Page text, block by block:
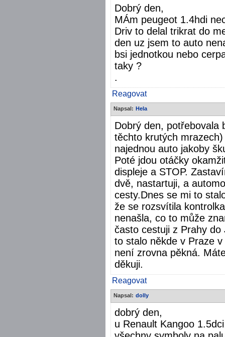
Dobrý den,
MÁm peugeot 1.4hdi
Driv to delal trikrat do
den uz jsem to auto
bsi jednotkou nebo
taky ?
.
Reagovat
Napsal: Hela
Dobrý den, potřebovala
těchto krutých
najednou auto jakoby
Poté jdou otáčky
displeje a STOP.
dvě, nastartuji, a
cesty.Dnes se mi to
že se rozsvítila
nenašla, co to může
často cestuji z Prahy
to stalo někde v Praze
není zrovna pěkná.
děkuji.
Reagovat
Napsal: dolly
dobrý den,
u Renault Kangoo